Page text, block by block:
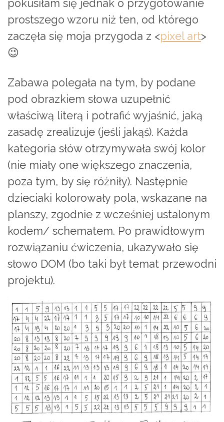
pokusiłam się jednak o przygotowanie
prostszego wzoru niż ten, od którego
zaczęła się moja przygoda z <pixel art>
😉
Zabawa polegała na tym, by podane
pod obrazkiem słowa uzupełnić
właściwą literą i potrafić wyjaśnić, jaką
zasadę zrealizuje (jeśli jakąś). Każda
kategoria słów otrzymywała swój kolor
(nie miały one większego znaczenia,
poza tym, by się różniły). Następnie
dzieciaki kolorowały pola, wskazane na
planszy, zgodnie z wcześniej ustalonym
kodem/ schematem. Po prawidłowym
rozwiązaniu ćwiczenia, ukazywało się
słowo DOM (bo taki był temat przewodni
projektu).